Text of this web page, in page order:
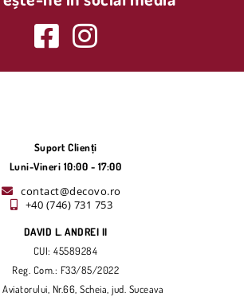
Suport Clienți
Luni-Vineri 10:00 - 17:00
contact@decovo.ro
+40 (746) 731 753
DAVID L. ANDREI II
CUI: 45589284
Reg. Com.: F33/85/2022
Nr.66, Scheia, jud. Suceava